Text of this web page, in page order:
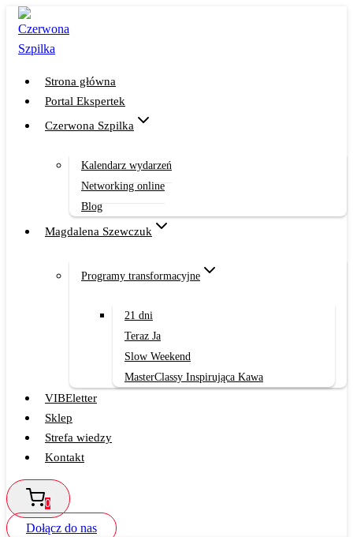
Przejdź
treści
Strona główna
Portal Ekspertek
Czerwona Szpilka
Kalendarz wydarzeń
Networking online
Blog
Magdalena Szewczuk
Programy transformacyjne
21 dni
Teraz Ja
Slow Weekend
MasterClassy Inspirująca Kawa
VIBEletter
Sklep
Strefa wiedzy
Kontakt
0
Dołącz do nas